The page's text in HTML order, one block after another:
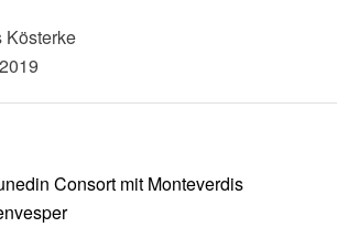
Kösterke
Consort mit Monteverdis